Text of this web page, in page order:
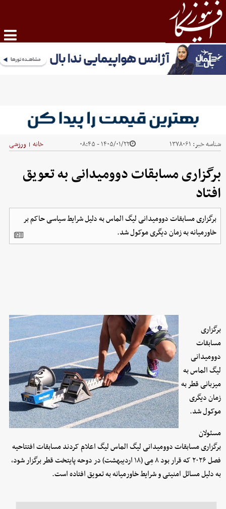
شناسه خبر: ۱۳۷۸۰۶۱ ۱۴۰۵/۰۱/۲۲ - ۰۸:۴۵ خانه | ورزشی
برگزاری مسابقات دوومیدانی به تعویق
افتاد
برگزاری مسابقات دوومیدانی لیگ الماس به دلیل شرایط سیاسی حاکم بر
خاورمیانه به زمان دیگری موکول شد.
برگزاری
مسابقات
دوومیدانی
لیگ الماس به
میزبانی قطر به
زمان دیگری
موکول شد.
مسئولان
برگزاری مسابقات دوومیدانی لیگ الماس لیگ اعلام کردند مسابقات افتتاحیه
فصل ۲۰۲۶ که قرار بود ۸ مِی (۱۸ اردیبهشت) در دوحه پایتخت قطر برگزار شود،
به دلیل مسائل امنیتی و شرایط خاورمیانه به تعویق افتاده است.